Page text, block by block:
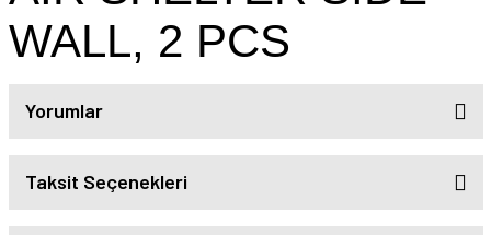
WALL, 2 PCS
Yorumlar
Taksit Seçenekleri